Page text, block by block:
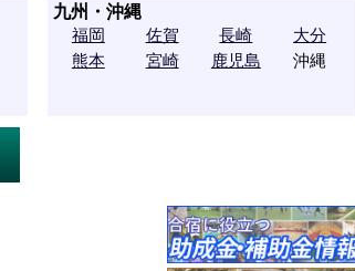
九州・沖縄
福岡 佐賀 長崎
大分
熊本
宮崎 鹿児島 沖縄